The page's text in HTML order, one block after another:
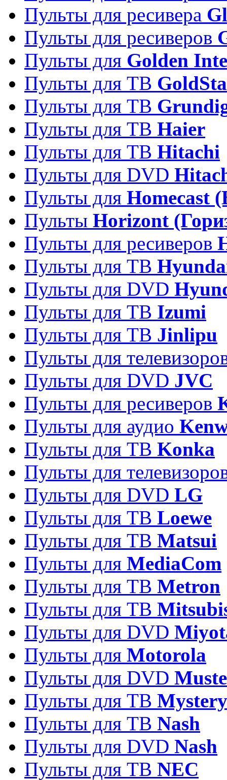
Пульты для ресивера
Пульты для ресиверов
Пульты для Golden
Пульты для ТВ
Пульты для ТВ
Пульты для ТВ Haier
Пульты для ТВ Hitachi
Пульты для DVD
Пульты для Homecast
Пульты Horizont
Пульты для ресиверов
Пульты для ТВ
Пульты для DVD
Пульты для ТВ Izumi
Пульты для ТВ Jinlipu
Пульты для
Пульты для DVD JVC
Пульты для ресиверов
Пульты для аудио
Пульты для ТВ Konka
Пульты для
Пульты для DVD LG
Пульты для ТВ Loewe
Пульты для ТВ Matsui
Пульты для MediaCom
Пульты для ТВ Metron
Пульты для TB
Пульты для DVD
Пульты для Motorola
Пульты для DVD
Пульты для ТВ Mystery
Пульты для ТВ Nash
Пульты для DVD Nash
Пульты для ТВ NEC